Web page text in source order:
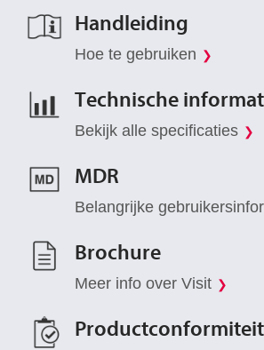
Handleiding
Hoe te gebruiken
Technische
Bekijk alle specificaties
MDR
Belangrijke
Brochure
Meer info over Visit
Productconformiteit